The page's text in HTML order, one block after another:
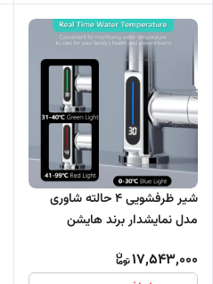
شیر ظرفشویی 4 حالته شاوری
مدل نمایشدار برند هایشن
17,543,000